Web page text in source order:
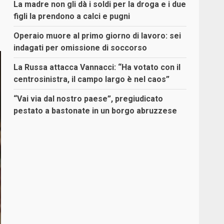
La madre non gli dà i soldi per la droga e i due
figli la prendono a calci e pugni
Operaio muore al primo giorno di lavoro: sei
indagati per omissione di soccorso
La Russa attacca Vannacci: “Ha votato con il
centrosinistra, il campo largo è nel caos”
“Vai via dal nostro paese”, pregiudicato
pestato a bastonate in un borgo abruzzese